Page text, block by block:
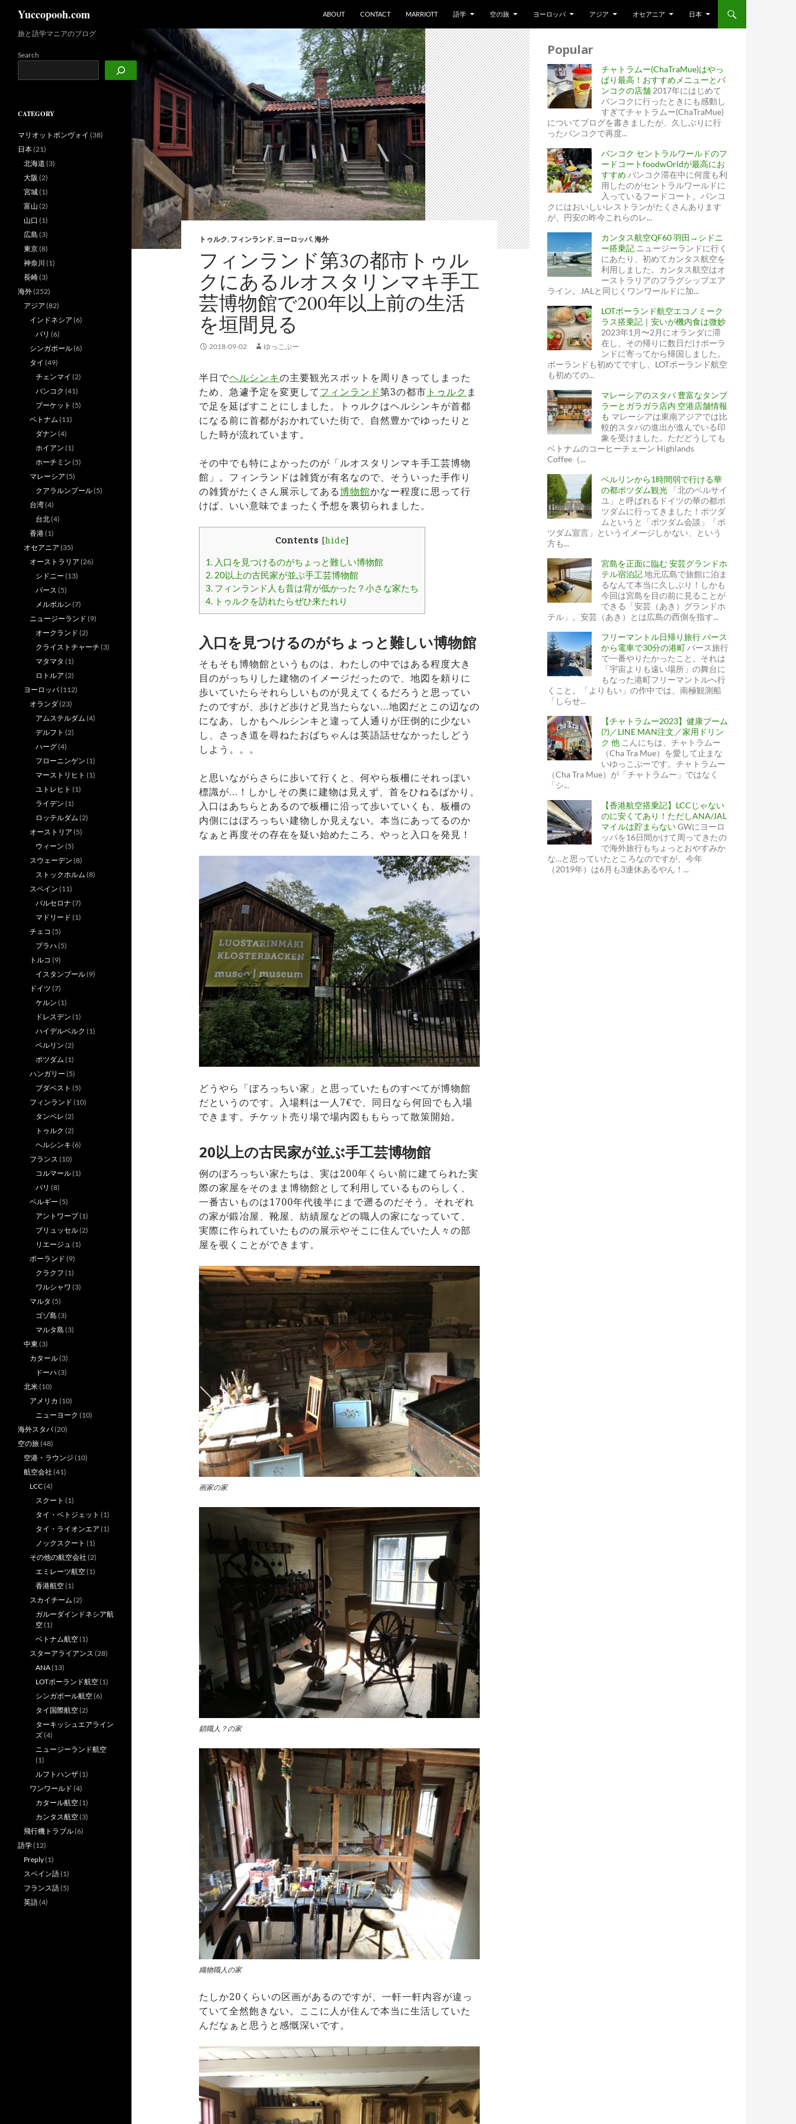
Yuccopooh.com ABOUT CONTACT MARRIOTT 語学 空の旅 ヨーロッパ アジア オセアニア 日本
トゥルク, フィンランド, ヨーロッパ,海外
フィンランド第3の都市トゥル
クにあるルオスタリンマキ手工
芸博物館で200年以上前の生活
を垣間見る
2018-09-02 ゆっこぷー
半日でヘルシンキの主要観光スポットを周りきってしまった
ため、急遽予定を変更してフィンランド第3の都市 トゥルク ま
で足を延ばすことにしました。トゥルクはヘルシンキが首都
になる前に首都がおかれていた街で、自然豊かでゆったりと
した時が流れています。
その中でも特によかったのが「ルオスタリンマキ手工芸博物
館」。フィンランドは雑貨が有名なので、そういった手作り
の雑貨がたくさん展示してある博物館かなー程度に思って行
けば、いい意味でまったく予想を裏切られました。
Contents [hide]
1. 入口を見つけるのがちょっと難しい博物館
2. 20以上の古民家が並ぶ手工芸博物館
3. フィンランド人も昔は背が低かった？小さな家たち
4. トゥルクを訪れたらぜひ来たれり
入口を見つけるのがちょっと難しい博物館
そもそも博物館というものは、わたしの中ではある程度大き
目のがっちりした建物のイメージだったので、地図を頼りに
歩いていたらそれらしいものが見えてくるだろうと思ってい
たのですが、歩けど歩けど見当たらない…地図だとこの辺なの
になあ。しかもヘルシンキと違って人通りが圧倒的に少ない
し、さっき道を尋ねたおばちゃんは英語話せなかったしどう
しよう。。。
と思いながらさらに歩いて行くと、何やら板柵にそれっぽい
標識が…！しかしその奥に建物は見えず、首をひねるばかり。
入口はあちらとあるので板柵に沿って歩いていくも、板柵の
内側にはぼろっちい建物しか見えない。本当にあってるのか
なぁと再度その存在を疑い始めたころ、やっと入口を発見！
どうやら「ぼろっちい家」と思っていたものすべてが博物館
だというのです。入場料は一人7€で、同日なら何回でも入場
できます。チケット売り場で場内図ももらって散策開始。
20以上の古民家が並ぶ手工芸博物館
例のぼろっちい家たちは、実は200年くらい前に建てられた実
際の家屋をそのまま博物館として利用しているものらしく、
一番古いものは1700年代後半にまで遡るのだそう。それぞれ
の家が鍛冶屋、靴屋、紡績屋などの職人の家になっていて、
実際に作られていたものの展示やそこに住んでいた人々の部
屋を覗くことができます。
画家の家
鎖職人？の家
織物職人の家
たしか20くらいの区画があるのですが、一軒一軒内容が違っ
ていて全然飽きない。ここに人が住んで本当に生活していた
んだなぁと思うと感慨深いです。
Popular
チャトラムー(ChaTraMue)はやっ
ぱり最高！おすすめメニューとバ
ンコクの店舗 2017年にはじめて
バンコクに行ったときにも感動し
すぎてチャトラムー(ChaTraMue)
についてブログを書きましたが、久しぶりに行
ったバンコクで再度...
バンコク セントラルワールドのフ
ードコートfoodwOrldが最高にお
すすめ バンコク滞在中に何度も利
用したのがセントラルワールドに
入っているフードコート。バンコ
クにはおいしいレストランがたくさんあります
が、円安の昨今これらのレ...
カンタス航空QF60 羽田→シドニ
ー搭乗記 ニュージーランドに行く
にあたり、初めてカンタス航空を
利用しました。カンタス航空はオ
ーストラリアのフラグシップエア
ライン。JALと同じくワンワールドに加...
LOTポーランド航空エコノミーク
ラス搭乗記｜安いが機内食は微妙
2023年1月〜2月にオランダに滞
在し、その帰りに数日だけポーラ
ンドに寄ってから帰国しました。
ポーランドも初めてですし、LOTポーランド航空
も初めての...
マレーシアのスタバ 豊富なタンブ
ラーとガラガラ店内 空港店舗情報
も マレーシアは東南アジアでは比
較的スタバの進出が進んでいる印
象を受けました。ただどうしても
ベトナムのコーヒーチェーン Highlands
Coffee（...
ベルリンから1時間弱で行ける華
の都ポツダム観光
「北のベルサイ
ユ」と呼ばれるドイツの華の都ポ
ツダムに行ってきました！ポツダ
ムというと「ポツダム会談」「ポ
ツダム宣言」というイメージしかない、という
方も...
宮島を正面に臨む 安芸グランドホ
テル宿泊記地元広島で旅館に泊ま
るなんて本当に久しぶり！しかも
今回は宮島を目の前に見ることが
できる「安芸（あき）グランドホ
テル」。安芸（あき）とは広島の西側を指す...
フリーマントル日帰り旅行 パース
から電車で30分の港町 パース旅行
で一番やりたかったこと。それは
「宇宙よりも遠い場所」の舞台に
もなった港町フリーマントルへ行
くこと。「よりもい」の作中では、南極観測船
「しらせ...
【チャトラムー2023】健康ブーム
(?)／LINE MAN注文／家用ドリン
ク 他 こんにちは、チャトラムー
（Cha Tra Mue）を愛して止まな
いゆっこぷーです。チャトラムー
（Cha Tra Mue）が「チャトラムー」ではなく
「シ...
【香港航空搭乗記】LCCじゃない
のに安くてあり！ただしANA/JAL
マイルは貯まらないGWにヨーロ
ッパを16日間かけて周ってきたの
で海外旅行もちょっとおやすみか
な…と思っていたところなのですが、今年
（2019年）は6月も3連休あるやん！...
旅と語学マニアのブログ
Search
CATEGORY
マリオットボンヴォイ (38)
日本(21)
北海道 (3)
大阪 (2)
宮城(1)
富山 (2)
山口 (1)
広島 (3)
東京(8)
神奈川 (1)
長崎(3)
海外(252)
アジア (82)
インドネシア (6)
バリ (6)
シンガポール(6)
タイ (49)
チェンマイ (2)
バンコク (41)
プーケット (5)
ベトナム (11)
ダナン (4)
ホイアン (1)
ホーチミン (5)
マレーシア (5)
クアラルンプール(5)
台湾(4)
台北(4)
香港(1)
オセアニア (35)
オーストラリア (26)
シドニー (13)
パース (5)
メルボルン (7)
ニュージーランド (9)
オークランド (2)
クライストチャーチ (3)
マタマタ (1)
ロトルア (2)
ヨーロッパ(112)
オランダ(23)
アムステルダム (4)
デルフト (2)
ハーグ(4)
フローニンゲン (1)
マーストリヒト (1)
ユトレヒト (1)
ライデン (1)
ロッテルダム (2)
オーストリア (5)
ウィーン (5)
スウェーデン (8)
ストックホルム (8)
スペイン (11)
バルセロナ (7)
マドリード (1)
チェコ (5)
プラハ(5)
トルコ (9)
イスタンブール(9)
ドイツ (7)
ケルン (1)
ドレスデン (1)
ハイデルベルク (1)
ベルリン (2)
ポツダム (1)
ハンガリー (5)
ブダペスト (5)
フィンランド (10)
タンペレ (2)
トゥルク (2)
ヘルシンキ (6)
フランス (10)
コルマール(1)
パリ (8)
ベルギー (5)
アントワープ(1)
ブリュッセル(2)
リエージュ (1)
ポーランド (9)
クラクフ (1)
ワルシャワ (3)
マルタ (5)
ゴゾ島 (3)
マルタ島 (3)
中東 (3)
カタール(3)
ドーハ(3)
北米(10)
アメリカ (10)
ニューヨーク (10)
海外スタバ(20)
空の旅(48)
空港・ラウンジ (10)
航空会社 (41)
LCC(4)
スクート (1)
タイ・ベトジェット (1)
タイ・ライオンエア (1)
ノックスクート (1)
その他の航空会社 (2)
エミレーツ航空(1)
香港航空(1)
スカイチーム (2)
ガルーダインドネシア航
空(1)
ベトナム航空(1)
スターアライアンス (28)
ANA(13)
LOTポーランド航空(1)
シンガポール航空(6)
タイ国際航空(2)
ターキッシュエアライン
ズ(4)
ニュージーランド航空
(1)
ルフトハンザ(1)
ワンワールド (4)
カタール航空(1)
カンタス航空(3)
飛行機トラブル(6)
語学(12)
Preply(1)
スペイン語(1)
フランス語(5)
英語(4)